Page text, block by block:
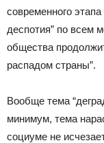
современного
деспотия” по всем
общества
распадом страны”.
Вообще тема
минимум, тема
социуме не